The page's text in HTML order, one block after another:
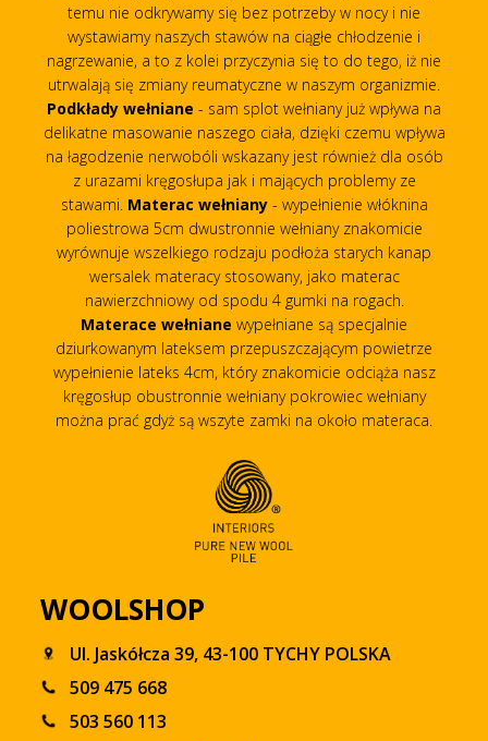
temu nie odkrywamy się bez potrzeby w nocy i nie
wystawiamy naszych stawów na ciągłe chłodzenie i
nagrzewanie, a to z kolei przyczynia się to do tego, iż nie
utrwalają się zmiany reumatyczne w naszym organizmie.
Podkłady wełniane - sam splot wełniany już wpływa na
delikatne masowanie naszego ciała, dzięki czemu wpływa
na łagodzenie nerwobóli wskazany jest również dla osób
z urazami kręgosłupa jak i mających problemy ze
stawami. Materac wełniany- wypełnienie włóknina
poliestrowa 5cm dwustronnie wełniany znakomicie
wyrównuje wszelkiego rodzaju podłoża starych kanap
wersalek materacy stosowany, jako materac
nawierzchniowy od spodu 4 gumki na rogach.
Materace wełniane wypełniane są specjalnie
dziurkowanym lateksem przepuszczającym powietrze
wypełnienie lateks 4cm, który znakomicie odciąża nasz
kręgosłup obustronnie wełniany pokrowiec wełniany
można prać gdyż są wszyte zamki na około materaca.
WOOLSHOP
Ul. Jaskółcza 39, 43-100 TYCHY POLSKA
509 475 668
503 560 113